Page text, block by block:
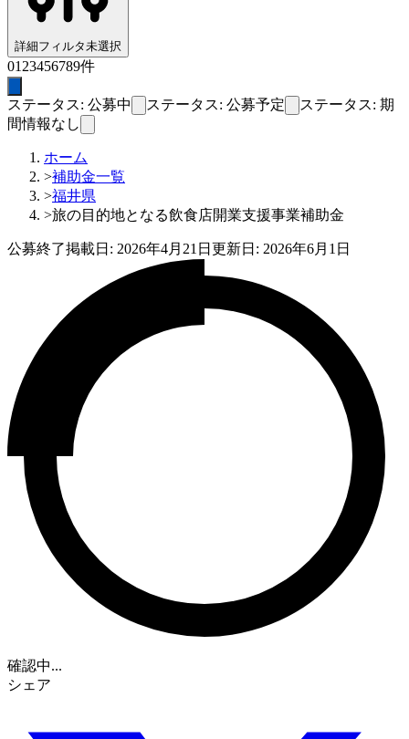
詳細フィルタ未選択
01 23456789件
ステータス: 公募中 ステータス: 公募予定
ステータス: 期
間情報なし
ホーム
>補助金一覧
>福井県
>旅の目的地となる飲食店開業支援事業補助金
公募終了掲載日: 2026年4月21日 更新日: 2026年6月1日
確認中...
シェア